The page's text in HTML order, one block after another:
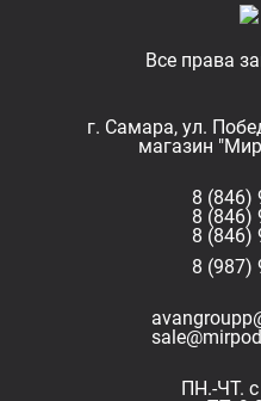
Все права
г. Самара, ул.
магазин
8 (846)
8 (846)
8 (846)
8 (987)
ПН.-ЧТ.